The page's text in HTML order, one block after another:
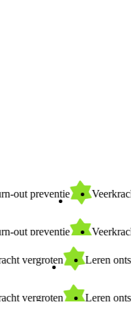
out preventie
out preventie
vergroten Leren
vergroten Leren